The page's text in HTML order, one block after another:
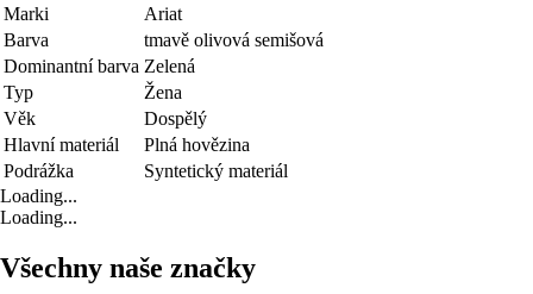
Marki
Ariat
Barva
tmavě olivová semišová
Dominantní barva Zelená
Typ
Žena
Věk
Dospělý
Hlavní materiál
Plná hovězina
Podrážka
Syntetický materiál
Loading...
Loading...
Všechny naše značky